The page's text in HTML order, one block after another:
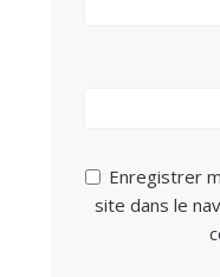
Enregistrer
site dans le